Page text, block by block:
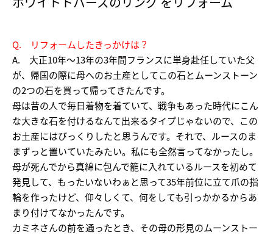
Q. リフォームしたきっかけは？
A. 大正10年～13年の3年間フランスに単身赴任していた父
が、帰国の際に母へのお土産としてこの石とムーンストーン
の2つの石を買って帰ってきたんです。
母は昔の人で毎日着物を着ていて、戦争もあった時代にこん
な大きな石を付けるなんて出来るタイプじゃないので、この
お土産にはびっくりしたと思うんです。それで、ルースのま
まずっと置いていたみたい。私にも全然言ってなかったし。
母が死んでから真綿に包んで籠に入れているルースを初めて
発見して、もったいないわぁと思って35年前位に立て爪の指
輪を作ったけど、仰々しくて、何をしても引っかかるからあ
まり付けてなかったんです。
カミネさんの前を通ったとき、その母の形見のムーンストー